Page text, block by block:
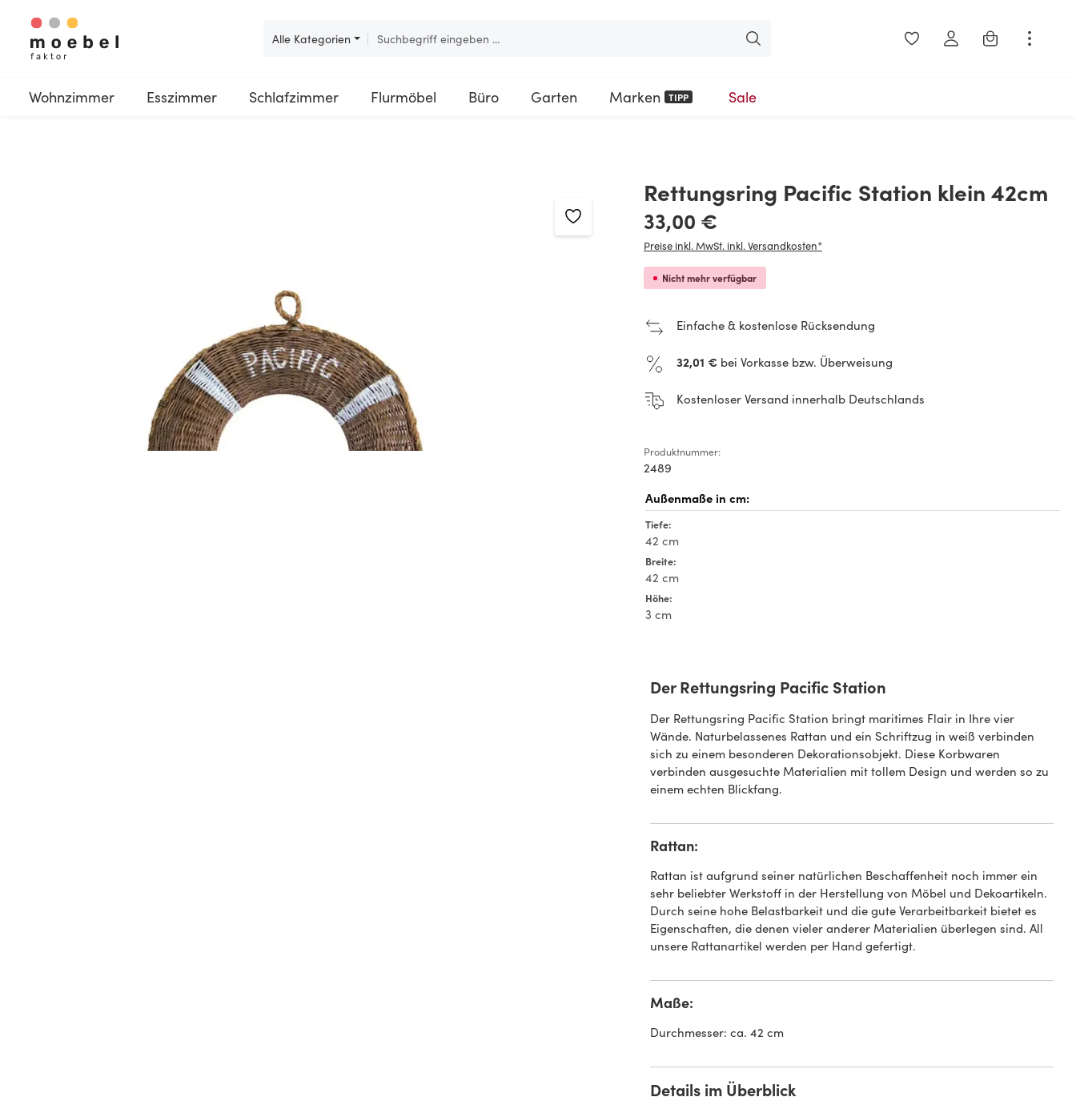
Hauptinhalt springen
Zur Suche springen
Zur Hauptnavigation springen
Alle Kategorien
Warenkorb
Wohnzimmer Esszimmer Schlafzimmer Flurmöbel Büro Garten Marken TIPP Sale
Rettungsring Pacific Station klein 42cm
Regulärer Preis:
33,00 €
Preise inkl. MwSt. inkl. Versandkosten*
Nicht mehr verfügbar
Einfache & kostenlose Rücksendung
32,01 € bei Vorkasse bzw. Überweisung
Kostenloser Versand innerhalb Deutschlands
Produktnummer:
2489
Tiefe:
42 cm
Breite:
42 cm
Höhe:
3 cm
Der Rettungsring Pacific Station
Der Rettungsring Pacific Station bringt maritimes Flair in Ihre vier
Wände. Naturbelassenes Rattan und ein Schriftzug in weiß verbinden
sich zu einem besonderen Dekorationsobjekt. Diese Korbwaren
verbinden ausgesuchte Materialien mit tollem Design und werden so zu
einem echten Blickfang.
Rattan:
Rattan ist aufgrund seiner natürlichen Beschaffenheit noch immer ein
sehr beliebter Werkstoff in der Herstellung von Möbel und Dekoartikeln.
Durch seine hohe Belastbarkeit und die gute Verarbeitbarkeit bietet es
Eigenschaften, die denen vieler anderer Materialien überlegen sind. All
unsere Rattanartikel werden per Hand gefertigt.
Maße:
Durchmesser: ca. 42 cm
Details im Überblick